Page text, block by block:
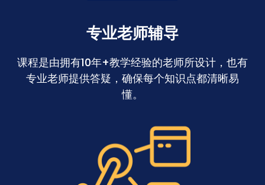
专业老师辅导
课程是由拥有10年+教学经验的老师所设计，也有
专业老师提供答疑，确保每个知识点都清晰易
懂。